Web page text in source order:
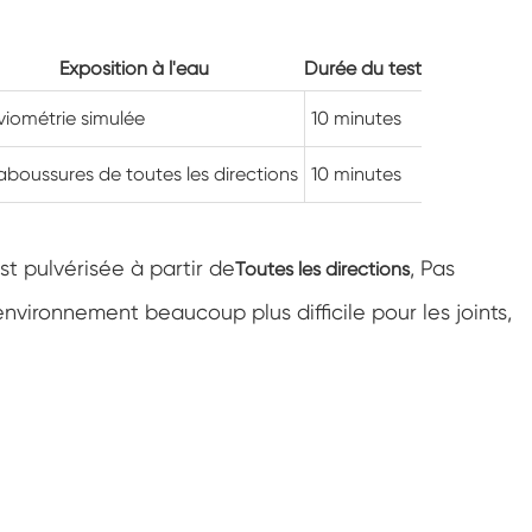
Chambre climatique d'essai de laboratoire
d'humidité de la température
Chambre d'altitude de température
Chambre de chaleur humide
Four de séchage
Dispositifs de test de panneaux
Exposition à l'eau Durée du test
simulée 10 minutes
de toutes les directions 10 minutes
pulvérisée à partir deToutes les directions, Pas
beaucoup plus difficile pour les joints,